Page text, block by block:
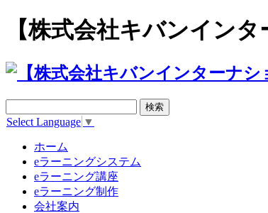
【株式会社キバンイン
Select Language ▼
ホーム
eラーニングシステム
eラーニング講座
eラーニング制作
会社案内